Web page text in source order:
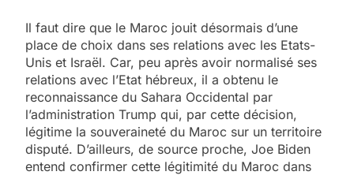
Il faut dire que le Maroc jouit désormais d’une
place de choix dans ses relations avec les Etats-
Unis et Israël. Car, peu après avoir normalisé ses
relations avec l’Etat hébreux, il a obtenu le
reconnaissance du Sahara Occidental par
l’administration Trump qui, par cette décision,
légitime la souveraineté du Maroc sur un territoire
disputé. D’ailleurs, de source proche, Joe Biden
entend confirmer cette légitimité du Maroc dans
2025, l’année la plus
meurtrière selon le
rapport d’ADL contre
FRANCE ISRAÉL